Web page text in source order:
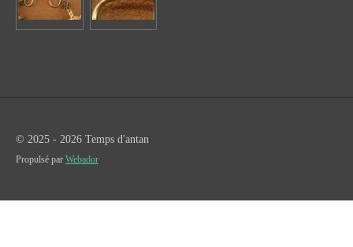
© 2025 - 2026 Temps d'antan
Propulsé par Webador